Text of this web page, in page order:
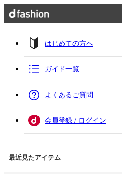
はじめての方へ
ガイド一覧
よくあるご質問
会員登録 / ログイン
最近見たアイテム